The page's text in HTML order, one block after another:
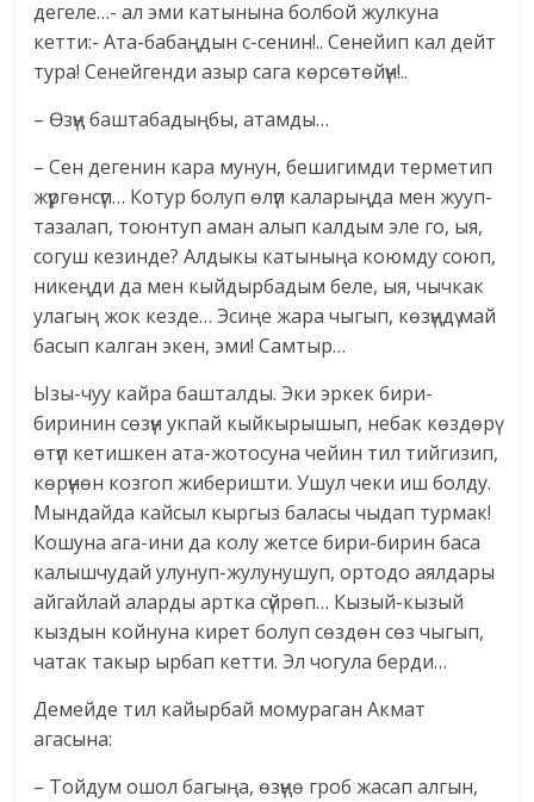
дегеле…- ал эми катынына болбой жулкуна
кетти:- Ата-бабаңдын с-сенин!.. Сенейип кал дейт
тура! Сенейгенди азыр сага көрсөтөйүн!..
– Өзүң баштабадыңбы, атамды…
– Сен дегенин кара мунун, бешигимди терметип
жүргөнсүп… Котур болуп өлүп каларыңда мен жууп-
тазалап, тоюнтуп аман алып калдым эле го, ыя,
согуш кезинде? Алдыкы катыныңа коюмду союп,
никеңди да мен кыйдырбадым беле, ыя, чычкак
улагың жок кезде… Эсиңе жара чыгып, көзүңдү май
басып калган экен, эми! Самтыр…
Ызы-чуу кайра башталды. Эки эркек бири-
биринин сөзүн укпай кыйкырышып, небак көздөрү
өтүп кетишкен ата-жотосуна чейин тил тийгизип,
көрүнөн козгоп жиберишти. Ушул чеки иш болду.
Мындайда кайсыл кыргыз баласы чыдап турмак!
Кошуна ага-ини да колу жетсе бири-бирин баса
калышчудай улунуп-жулунушуп, ортодо аялдары
айгайлай аларды артка сүйрөп… Кызый-кызый
кыздын койнуна кирет болуп сөздөн сөз чыгып,
чатак такыр ырбап кетти. Эл чогула берди…
Демейде тил кайырбай момураган Акмат
агасына:
– Тойдум ошол багыңа, өзүңө гроб жасап алгын,